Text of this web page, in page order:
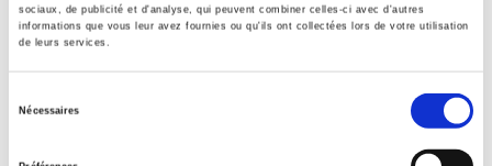
sociaux, de publicité et d'analyse, qui peuvent combiner celles-ci avec d'autres
informations que vous leur avez fournies ou qu'ils ont collectées lors de votre utilisation
de leurs services.
Nécessaires
Langue
français
POL000000 POLITICAL SCIENCE